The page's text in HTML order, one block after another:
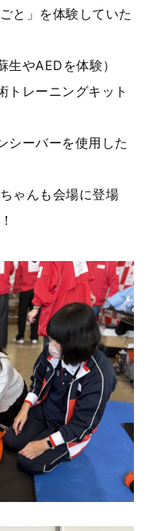
と」を体験していた
やAEDを体験）
レーニングキット
ーバーを使用した
ゃんも会場に登場